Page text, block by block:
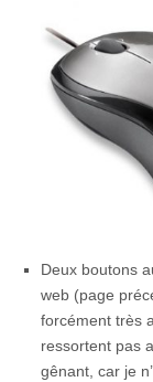
Deux boutons
web (page
forcément très
ressortent pas
gênant, car je